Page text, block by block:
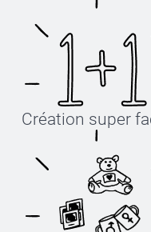
Création super